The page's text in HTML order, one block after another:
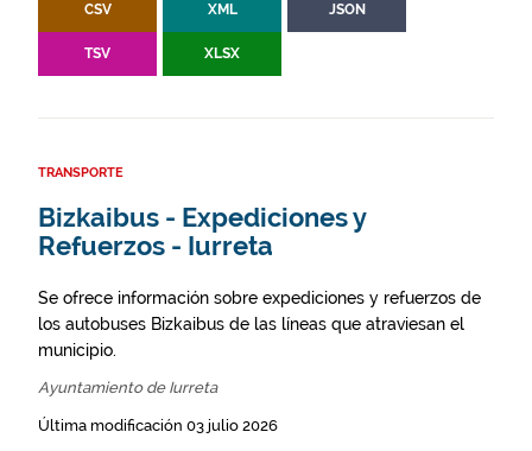
CSV XML JSON
TSV XLSX
TRANSPORTE
Bizkaibus - Expediciones y
Refuerzos - Iurreta
Se ofrece información sobre expediciones y refuerzos de
los autobuses Bizkaibus de las líneas que atraviesan el
municipio.
Ayuntamiento de Iurreta
Última modificación 03 julio 2026